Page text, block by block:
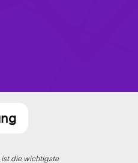
ist die wichtigste